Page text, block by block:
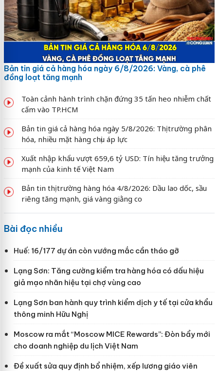
Bản tin giá cả hàng hóa ngày 6/8/2026: Vàng, cà phê
đồng loạt tăng mạnh
Toàn cảnh hành trình chặn đứng 35 tấn heo nhiễm chất
cấm vào TP.HCM
Bản tin giá cả hàng hóa ngày 5/8/2026: Thị trường phân
hóa, nhiều mặt hàng chịu áp lực
Xuất nhập khẩu vượt 659,6 tỷ USD: Tín hiệu tăng trưởng
mạnh của kinh tế Việt Nam
Bản tin thị trường hàng hóa 4/8/2026: Dầu lao dốc, sầu
riêng tăng mạnh, giá vàng giằng co
Bài đọc nhiều
Huế: 16/177 dự án còn vướng mắc cần tháo gỡ
Lạng Sơn: Tăng cường kiểm tra hàng hóa có dấu hiệu
giả mạo nhãn hiệu tại chợ vùng cao
Lạng Sơn ban hành quy trình kiểm dịch y tế tại cửa khẩu
thông minh Hữu Nghị
Moscow ra mắt “Moscow MICE Rewards”: Đòn bẩy mới
cho doanh nghiệp du lịch Việt Nam
Đề xuất sửa quy định bổ nhiệm, xếp lương giáo viên